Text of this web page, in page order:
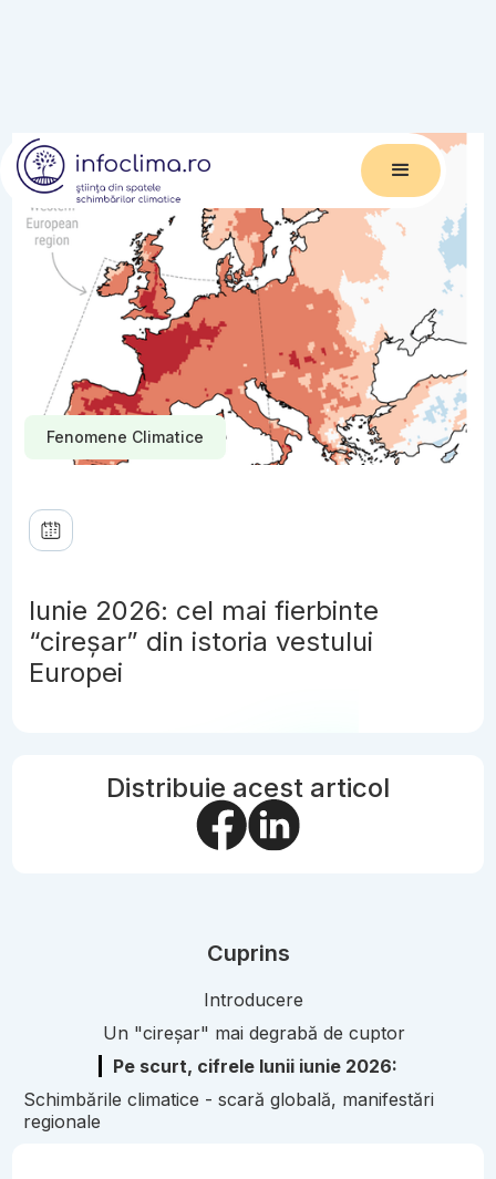
Fenomene Climatice
Iunie 2026: cel mai fierbinte
“cireșar” din istoria vestului
Europei
Distribuie acest articol
Cuprins
Introducere
Un "cireșar" mai degrabă de cuptor
Pe scurt, cifrele lunii iunie 2026:
Schimbările climatice - scară globală, manifestări
regionale